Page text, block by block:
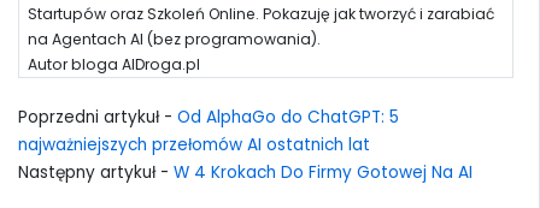
Startupów oraz Szkoleń Online. Pokazuję jak tworzyć i zarabiać
na Agentach AI (bez programowania).
Autor bloga AIDroga.pl
Poprzedni artykuł - Od AlphaGo do ChatGPT: 5
najważniejszych przełomów AI ostatnich lat
Następny artykuł - W 4 Krokach Do Firmy Gotowej Na AI